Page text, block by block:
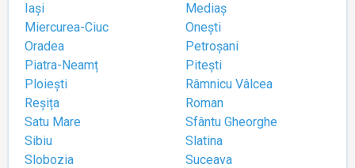
Iași
Mediaș
Miercurea-Ciuc
Onești
Oradea
Petroșani
Piatra-Neamț
Pitești
Ploiești
Râmnicu Vâlcea
Reșița
Roman
Satu Mare
Sfântu Gheorghe
Sibiu
Slatina
Slobozia
Suceava